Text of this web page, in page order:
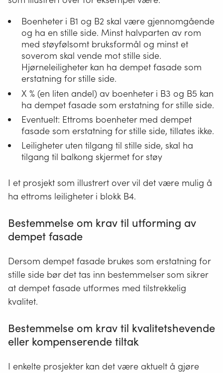
Boenheter i B1 og B2 skal være gjennomgående
og ha en stille side. Minst halvparten av rom
med støyfølsomt bruksformål og minst et
soverom skal vende mot stille side.
Hjørneleiligheter kan ha dempet fasade som
erstatning for stille side.
X % (en liten andel) av boenheter i B3 og B5 kan
ha dempet fasade som erstatning for stille side.
Eventuelt: Ettroms boenheter med dempet
fasade som erstatning for stille side, tillates ikke.
Leiligheter uten tilgang til stille side, skal ha
tilgang til balkong skjermet for støy
I et prosjekt som illustrert over vil det være mulig å
ha ettroms leiligheter i blokk B4.
Bestemmelse om krav til utforming av
dempet fasade
Dersom dempet fasade brukes som erstatning for
stille side bør det tas inn bestemmelser som sikrer
at dempet fasade utformes med tilstrekkelig
kvalitet.
Bestemmelse om krav til kvalitetshevende
eller kompenserende tiltak
I enkelte prosjekter kan det være aktuelt å gjøre